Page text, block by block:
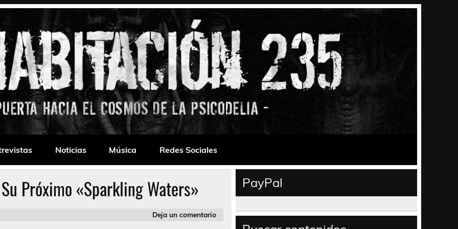
Noticias Música Redes Sociales
Próximo «Sparkling Waters»
Deja un comentario
PayPal